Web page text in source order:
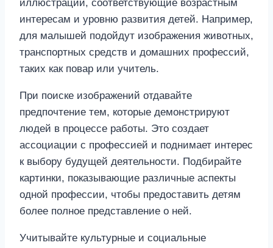
иллюстрации, соответствующие возрастным
интересам и уровню развития детей. Например,
для малышей подойдут изображения животных,
транспортных средств и домашних профессий,
таких как повар или учитель.
При поиске изображений отдавайте
предпочтение тем, которые демонстрируют
людей в процессе работы. Это создает
ассоциации с профессией и поднимает интерес
к выбору будущей деятельности. Подбирайте
картинки, показывающие различные аспекты
одной профессии, чтобы предоставить детям
более полное представление о ней.
Учитывайте культурные и социальные